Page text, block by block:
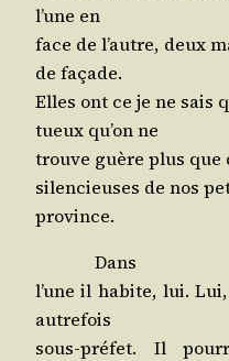
l’une en
face de l’autre, deux
de façade.
Elles ont ce je ne
tueux qu’on ne
trouve guère plus que
silen­cieuses de nos
province.
Dans
l’une il habite, lui.
autrefois
sous-pré­fet. Il